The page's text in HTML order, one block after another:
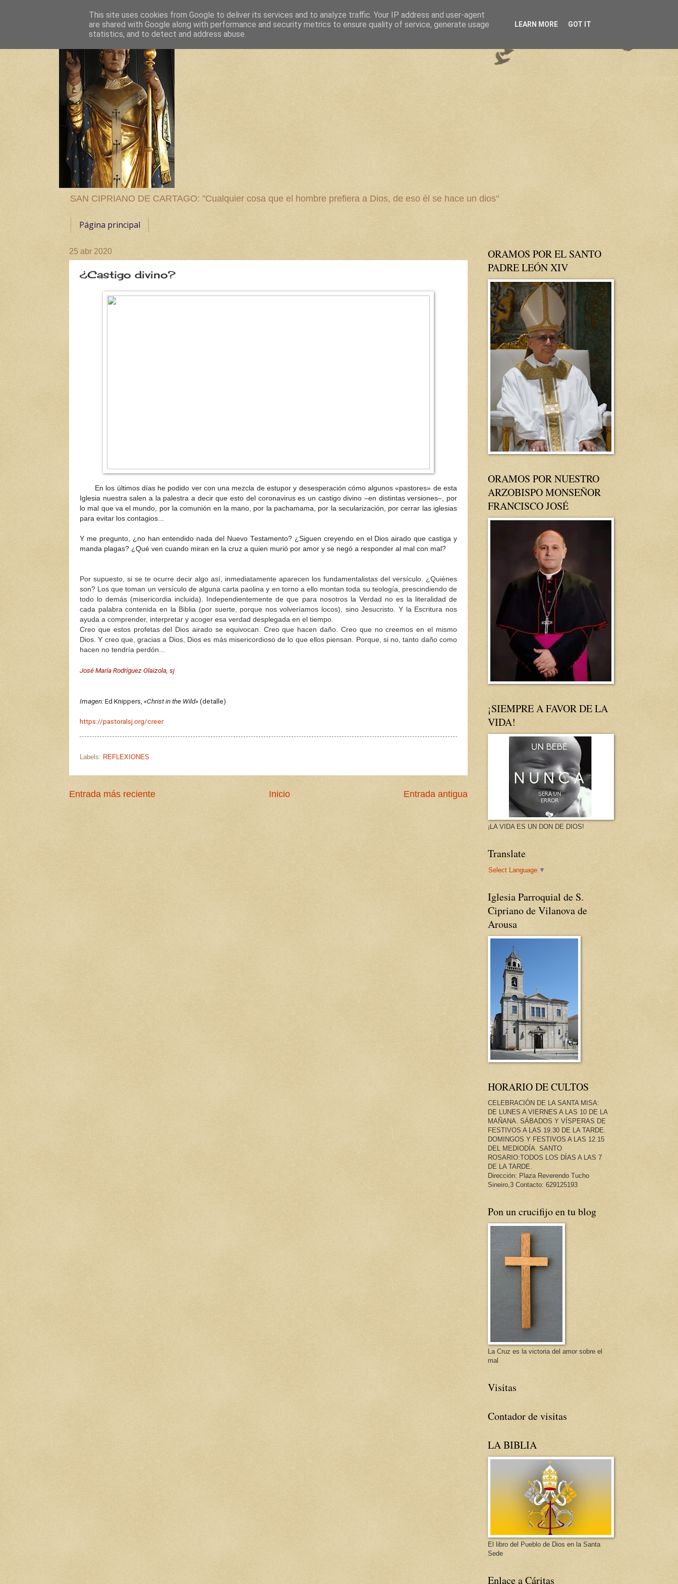
SAN CIPRIANO DE CARTAGO: "Cualquier cosa que el hombre prefiera a Dios, de eso él se hace un dios"
Página principal
25 abr 2020
¿Castigo divino?
En los últimos días he podido ver con una mezcla de estupor y desesperación cómo algunos «pastores» de esta
Iglesia nuestra salen a la palestra a decir que esto del coronavirus es un castigo divino –en distintas versiones–, por
lo mal que va el mundo, por la comunión en la mano, por la pachamama, por la secularización, por cerrar las iglesias
para evitar los contagios...
Y me pregunto, ¿no han entendido nada del Nuevo Testamento? ¿Siguen creyendo en el Dios airado que castiga y
manda plagas? ¿Qué ven cuando miran en la cruz a quien murió por amor y se negó a responder al mal con mal?
Por supuesto, si se te ocurre decir algo así, inmediatamente aparecen los fundamentalistas del versículo. ¿Quiénes
son? Los que toman un versículo de alguna carta paolina y en torno a ello montan toda su teología, prescindiendo de
todo lo demás (misericordia incluida). Independientemente de que para nosotros la Verdad no es la literalidad de
cada palabra contenida en la Biblia (por suerte, porque nos volveríamos locos), sino Jesucristo. Y la Escritura nos
ayuda a comprender, interpretar y acoger esa verdad desplegada en el tiempo.
Creo que estos profetas del Dios airado se equivocan. Creo que hacen daño. Creo que no creemos en el mismo
Dios. Y creo que, gracias a Dios, Dios es más misericordioso de lo que ellos piensan. Porque, si no, tanto daño como
hacen no tendría perdón...
José María Rodríguez Olaizola, sj
Imagen:Ed Knippers, «Christ in the Wild»(detalle)
https://pastoralsj.org/creer
Labels: REFLEXIONES
Entrada más reciente Entrada antigua
Inicio
ORAMOS POR EL SANTO
PADRE LEÓN XIV
ORAMOS POR NUESTRO
ARZOBISPO MONSEÑOR
FRANCISCO JOSÉ
¡SIEMPRE A FAVOR DE LA
VIDA!
¡LA VIDA ES UN DON DE DIOS!
Translate
Select Language ▼
Iglesia Parroquial de S.
Cipriano de Vilanova de
Arousa
HORARIO DE CULTOS
CELEBRACIÓN DE LA SANTA MISA:
DE LUNES A VIERNES A LAS 10 DE LA
MAÑANA. SÁBADOS Y VÍSPERAS DE
FESTIVOS A LAS 19.30 DE LA TARDE.
DOMINGOS Y FESTIVOS A LAS 12.15
DEL MEDIODÍA. SANTO
ROSARIO:TODOS LOS DÍAS A LAS 7
DE LA TARDE.
Dirección: Plaza Reverendo Tucho
Sineiro,3 Contacto: 629125193
Pon un crucifijo en tu blog
La Cruz es la victoria del amor sobre el
mal
Visitas
Contador de visitas
LA BIBLIA
El libro del Pueblo de Dios en la Santa
Sede
Enlace a Cáritas
This site uses cookies from Google to deliver its services and to analyze traffic. Your IP address and user-agent
are shared with Google along with performance and security metrics to ensure quality of service, generate usage
statistics, and to detect and address abuse.
LEARN MORE GOT IT